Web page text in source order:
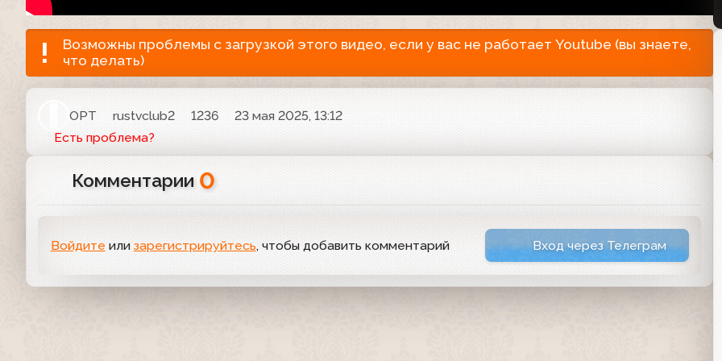
Возможны проблемы с загрузкой этого видео, если у вас не работает Youtube (вы знаете,
что делать)
ОРТ rustvclub2 1236
23 мая 2025, 13:12
Есть проблема?
Комментарии 0
Войдите или зарегистрируйтесь, чтобы добавить комментарий Вход через Телеграм